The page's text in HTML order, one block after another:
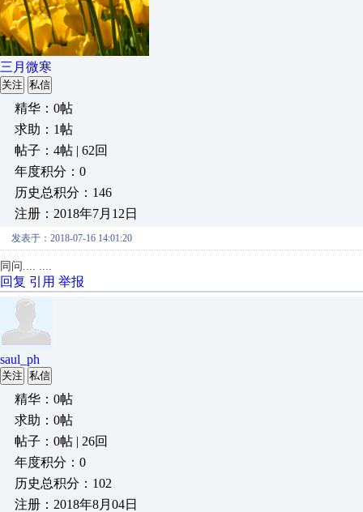
三月微寒
关注 私信
精华：0帖
求助：1帖
帖子：4帖 | 62回
年度积分：0
历史总积分：146
注册：2018年7月12日
发表于：2018-07-16 14:01:20
同问.... ....
回复 引用 举报
saul_ph
关注 私信
精华：0帖
求助：0帖
帖子：0帖 | 26回
年度积分：0
历史总积分：102
注册：2018年8月04日